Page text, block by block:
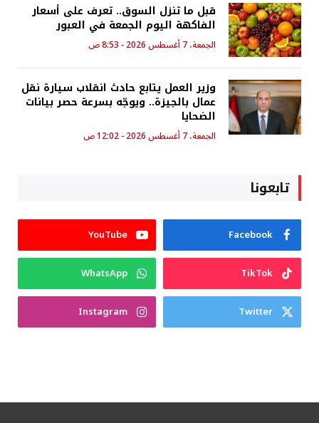
قبل ما تنزل السوق.. تعرف على أسعار
الفاكهة اليوم الجمعة في العبور
الجمعة، 7 أغسطس 2026 - 8:53 ص
وزير العمل يتابع حادث انقلاب سيارة نقل
عمال بالجيزة.. ويوجّه بسرعة حصر بيانات
الضحايا
الجمعة، 7 أغسطس 2026 - 12:02 ص
تابعونا
Facebook
YouTube
TikTok
WhatsApp
Twitter
Instagram